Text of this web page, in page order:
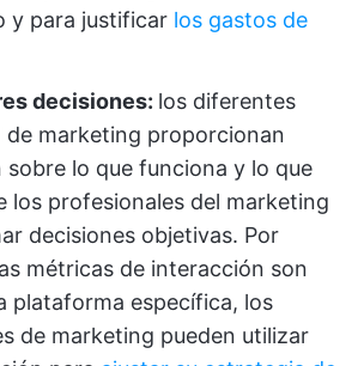
y para justificar los gastos de
decisiones: los diferentes
de marketing proporcionan
lo que funciona y lo que
los profesionales del marketing
decisiones objetivas. Por
métricas de interacción son
plataforma específica, los
de marketing pueden utilizar